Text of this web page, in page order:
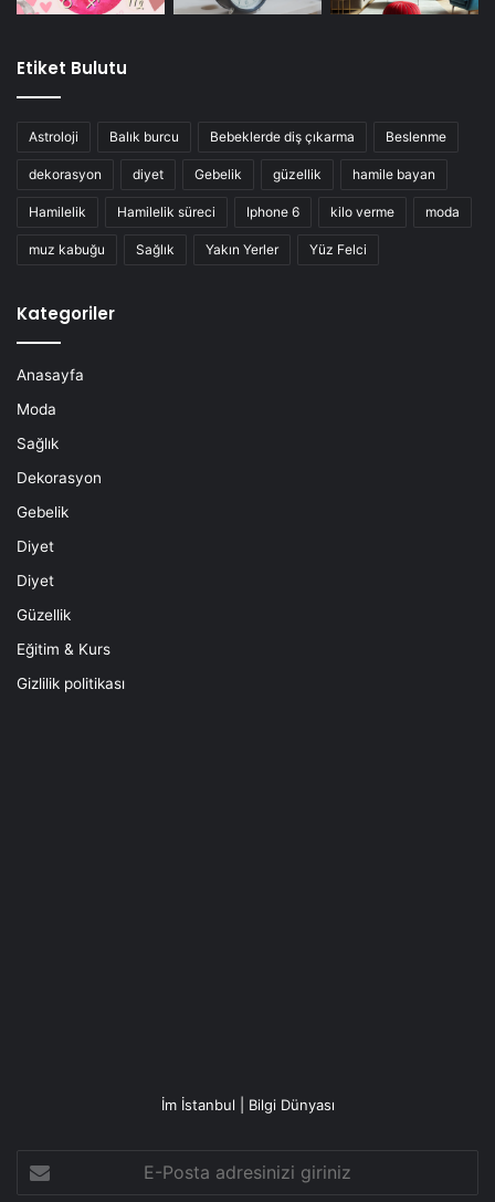
Etiket Bulutu
Astroloji Balık burcu Bebeklerde diş çıkarma Beslenme
dekorasyon diyet Gebelik güzellik hamile bayan
Hamilelik Hamilelik süreci Iphone 6 kilo verme moda
muz kabuğu Sağlık Yakın Yerler Yüz Felci
Kategoriler
Anasayfa
Moda
Sağlık
Dekorasyon
Gebelik
Diyet
Diyet
Güzellik
Eğitim & Kurs
Gizlilik politikası
İm İstanbul | Bilgi Dünyası
Posta